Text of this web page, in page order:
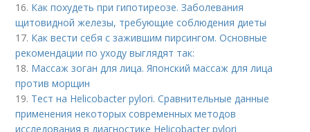
16. Как похудеть при гипотиреозе. Заболевания
щитовидной железы, требующие соблюдения диеты
17. Как вести себя с зажившим пирсингом. Основные
рекомендации по уходу выглядят так:
18. Массаж зоган для лица. Японский массаж для лица
против морщин
19. Тест на Helicobacter pylori. Сравнительные данные
применения некоторых современных методов
исследования в диагностике Helicobacter pylori